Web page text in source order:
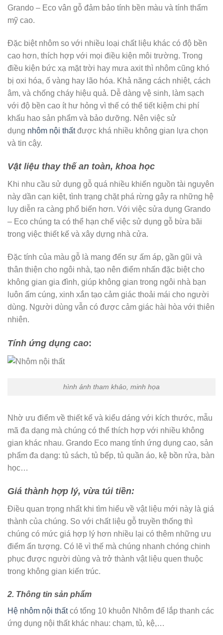
Grando – Eco vân gỗ đảm bảo tính bền màu và tính thẩm
mỹ cao.
Đặc biệt nhôm so với nhiều loại chất liệu khác có độ bền
cao hơn, thích hợp với mọi điều kiện môi trường. Trong
điều kiện bức xạ mặt trời hay mưa axit thì nhôm cũng khó
bị oxi hóa, ố vàng hay lão hóa. Khả năng cách nhiệt, cách
âm, và chống cháy hiệu quả. Dễ dàng vệ sinh, làm sạch
với độ bền cao ít hư hỏng vì thế có thể tiết kiệm chi phí
khấu hao sản phẩm và bảo dưỡng. Nên việc sử
dụng nhôm nội thấtđược khá nhiều không gian lựa chọn
và tin cậy.
Vật liệu thay thế an toàn, khoa học
Khi nhu cầu sử dụng gỗ quá nhiều khiến nguồn tài nguyên
này dần cạn kiệt, tình trạng chặt phá rừng gây ra những hệ
lụy diễn ra càng phổ biến hơn. Với việc sửa dụng Grando
– Eco chúng ta có thể hạn chế việc sử dụng gỗ bừa bãi
trong việc thiết kế và xây dựng nhà cửa.
Đặc tính của màu gỗ là mang đến sự ấm áp, gần gũi và
thân thiện cho ngôi nhà, tạo nên điểm nhấn đặc biệt cho
không gian gia đình, giúp không gian trong ngôi nhà bạn
luôn ấm cúng, xinh xắn tạo cảm giác thoải mái cho người
dùng. Người dùng vẫn có được cảm giác hài hòa với thiên
nhiên.
Tính ứng dụng cao:
hình ảnh tham khảo, minh họa
Nhờ ưu điểm về thiết kế và kiểu dáng với kích thước, mẫu
mã đa dạng mà chúng có thể thích hợp với nhiều không
gian khác nhau. Grando Eco mang tính ứng dụng cao, sản
phẩm đa dạng: tủ sách, tủ bếp, tủ quần áo, kệ bồn rửa, bàn
học…
Giá thành hợp lý, vừa túi tiền:
Điều quan trọng nhất khi tìm hiểu về vật liệu mới này là giá
thành của chúng. So với chất liệu gỗ truyền thống thì
chúng có mức giá hợp lý hơn nhiều lại có thêm những ưu
điểm ấn tượng. Có lẽ vì thế mà chúng nhanh chóng chinh
phục được người dùng và trở thành vật liệu quen thuộc
trong không gian kiến trúc.
2. Thông tin sản phẩm
Hệ nhôm nội thấtcó tổng 10 khuôn Nhôm để lắp thanh các
ứng dụng nội thất khác nhau: chạm, tủ, kệ,…